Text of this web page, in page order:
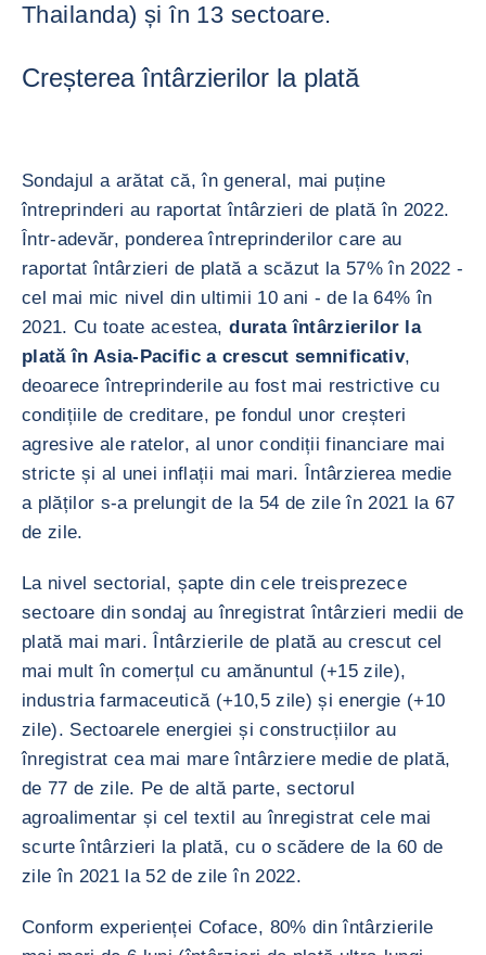
Thailanda) și în 13 sectoare.
Creșterea întârzierilor la plată
Sondajul a arătat că, în general, mai puține
întreprinderi au raportat întârzieri de plată în 2022.
Într-adevăr, ponderea întreprinderilor care au
raportat întârzieri de plată a scăzut la 57% în 2022 -
cel mai mic nivel din ultimii 10 ani - de la 64% în
2021. Cu toate acestea, durata întârzierilor la
plată în Asia-Pacific a crescut semnificativ,
deoarece întreprinderile au fost mai restrictive cu
condițiile de creditare, pe fondul unor creșteri
agresive ale ratelor, al unor condiții financiare mai
stricte și al unei inflații mai mari. Întârzierea medie
a plăților s-a prelungit de la 54 de zile în 2021 la 67
de zile.
La nivel sectorial, șapte din cele treisprezece
sectoare din sondaj au înregistrat întârzieri medii de
plată mai mari. Întârzierile de plată au crescut cel
mai mult în comerțul cu amănuntul (+15 zile),
industria farmaceutică (+10,5 zile) și energie (+10
zile). Sectoarele energiei și construcțiilor au
înregistrat cea mai mare întârziere medie de plată,
de 77 de zile. Pe de altă parte, sectorul
agroalimentar și cel textil au înregistrat cele mai
scurte întârzieri la plată, cu o scădere de la 60 de
zile în 2021 la 52 de zile în 2022.
Conform experienței Coface, 80% din întârzierile